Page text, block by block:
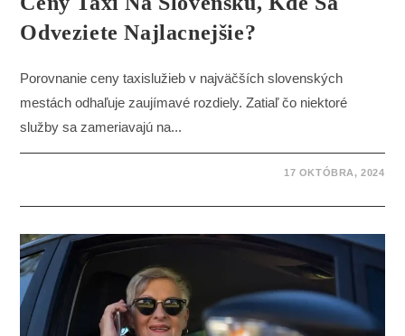
Odveziete Najlacnejšie?
Porovnanie ceny taxislužieb v najväčších slovenských
mestách odhaľuje zaujímavé rozdiely. Zatiaľ čo niektoré
služby sa zameriavajú na...
17 OKTÓBRA, 2024